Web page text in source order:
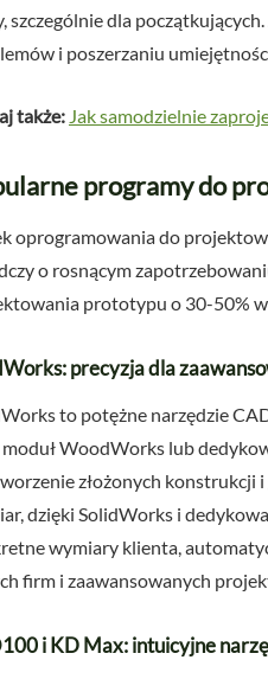
szczególnie dla
i poszerzaniu
także: Jak samodzielnie
programy do
oprogramowania do
o rosnącym
prototypu o 30-50% w
precyzja dla
to potężne narzędzie
moduł WoodWorks lub
złożonych konstrukcji
dzięki SolidWorks i
wymiary klienta,
firm i zaawansowanych
i KD Max: intuicyjne